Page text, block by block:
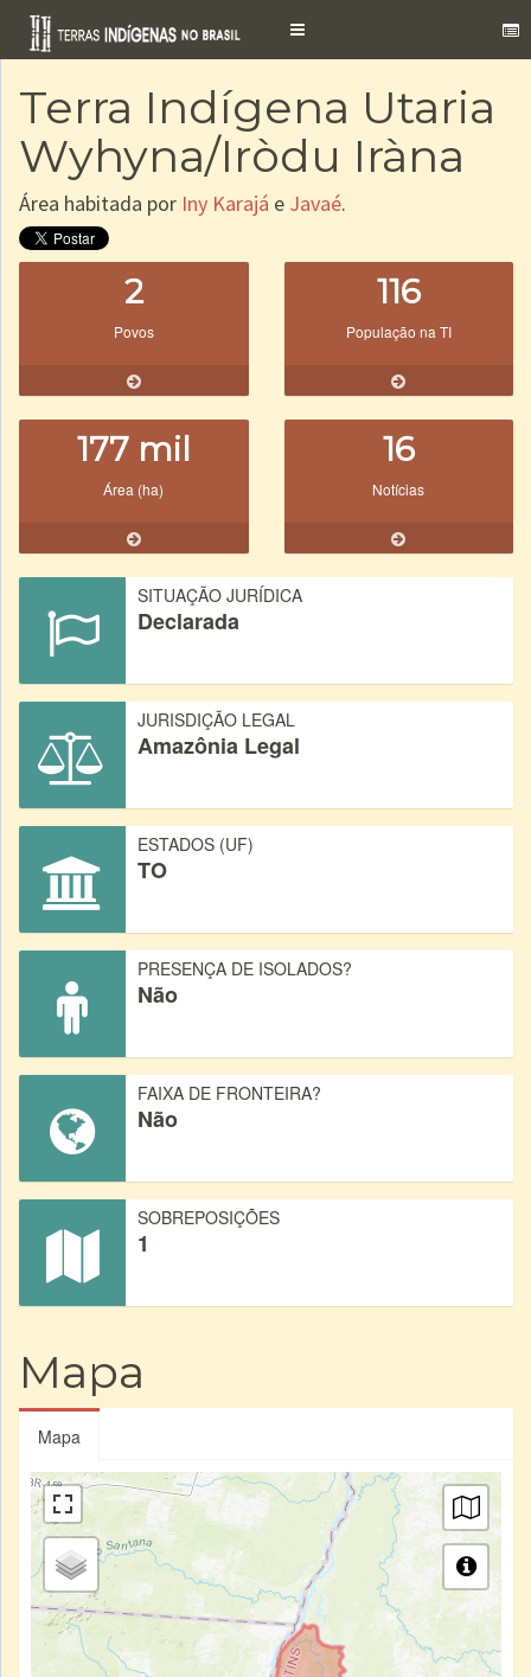
Toggle
Terra Indígena Utaria
Wyhyna/Iròdu Iràna
Área habitada por Iny Karajá e Javaé.
2
Povos
116
População na TI
177 mil
Área (ha)
16
Notícias
SITUAÇÃO JURÍDICA
Declarada
JURISDIÇÃO LEGAL
Amazônia Legal
ESTADOS (UF)
TO
PRESENÇA DE ISOLADOS?
Não
FAIXA DE FRONTEIRA?
Não
SOBREPOSIÇÕES
1
Mapa
Mapa